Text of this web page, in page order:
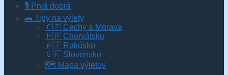
🎙️ Prvá dobrá
🚗 Tipy na výlety
🇨🇿 Čechy a Morava
🇭🇷 Chorvátsko
🇦🇹 Rakúsko
🇸🇰 Slovensko
🗺 Mapa výletov